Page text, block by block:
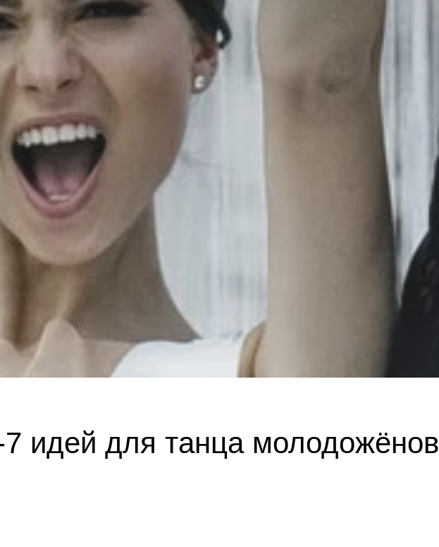
идей для танца молодожёнов